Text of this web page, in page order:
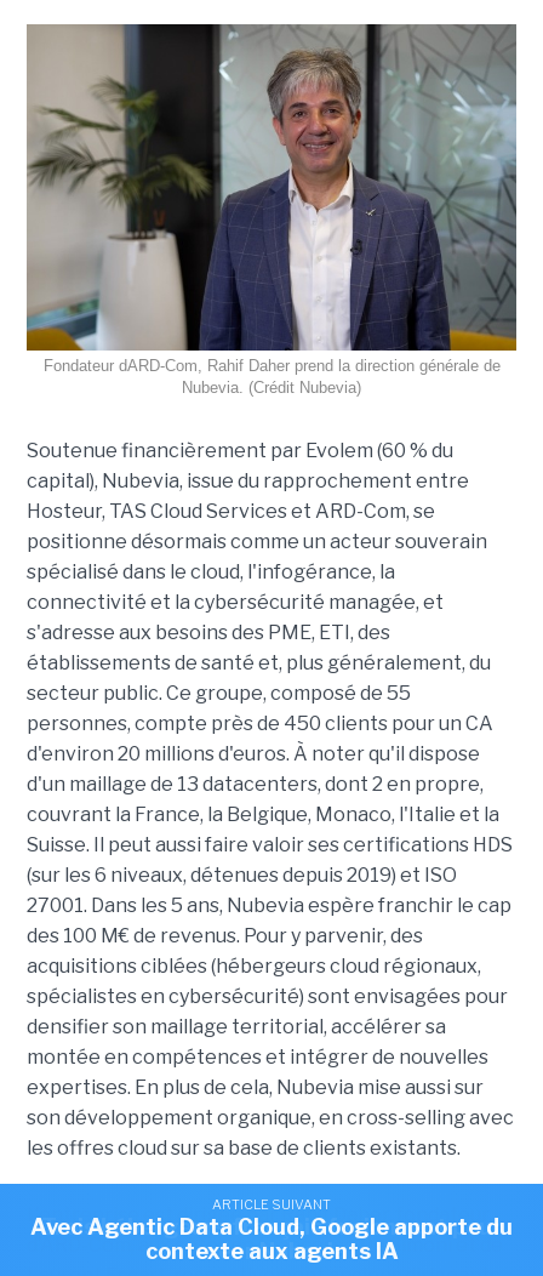
ARTICLE SUIVANT
Trois hébergeurs français fusionnent pour
créer Nubevia
Fondateur dARD-Com, Rahif Daher prend la direction générale de
Nubevia. (Crédit Nubevia)
Soutenue financièrement par Evolem (60 % du
capital), Nubevia, issue du rapprochement entre
Hosteur, TAS Cloud Services et ARD-Com, se
positionne désormais comme un acteur souverain
spécialisé dans le cloud, l'infogérance, la
connectivité et la cybersécurité managée, et
s'adresse aux besoins des PME, ETI, des
établissements de santé et, plus généralement, du
secteur public. Ce groupe, composé de 55
personnes, compte près de 450 clients pour un CA
d'environ 20 millions d'euros. À noter qu'il dispose
d'un maillage de 13 datacenters, dont 2 en propre,
couvrant la France, la Belgique, Monaco, l'Italie et la
Suisse. Il peut aussi faire valoir ses certifications HDS
(sur les 6 niveaux, détenues depuis 2019) et ISO
27001. Dans les 5 ans, Nubevia espère franchir le cap
des 100 M€ de revenus. Pour y parvenir, des
acquisitions ciblées (hébergeurs cloud régionaux,
spécialistes en cybersécurité) sont envisagées pour
densifier son maillage territorial, accélérer sa
montée en compétences et intégrer de nouvelles
expertises. En plus de cela, Nubevia mise aussi sur
son développement organique, en cross-selling avec
les offres cloud sur sa base de clients existants.
L'entreprise est dirigée par Rahif Daher, fondateur
d'ARD-Com, aux côtés de Francesco De Simoni et de
ARTICLE SUIVANT
Avec Agentic Data Cloud, Google apporte du
contexte aux agents IA